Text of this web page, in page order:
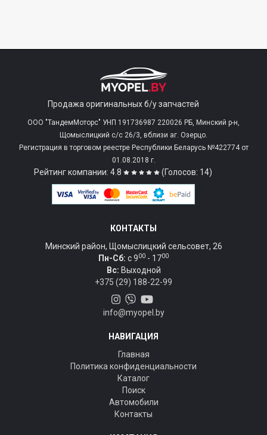
Продажа оригинальных б/у запчастей
ООО "ТандемМоторс" УНП 191736987 220026 РБ, Минский р-н,
Щомыслицкий с/c 26/3, вблизи аг. Озерцо.
Регистрация в торговом реестре Республики Беларусь №422774 от
01.08.2018 г.
Рейтинг компании: 4.8 (Голосов: 14)
КОНТАКТЫ
Минский район, Щомыслицкий сельсовет, 26
Пн-Сб: c 900 - 1700
Вс: Выходной
+375 (29) 188-22-99
info@myopel.by
НАВИГАЦИЯ
Главная
Политика конфиденциальности
Каталог
Поиск
Автомобили
Контакты